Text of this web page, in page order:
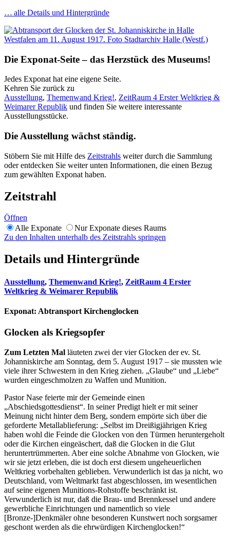
… alle Details und Hintergründe
Die Exponat-Seite – das Herzstück des Museums!
Jedes Exponat hat eine eigene Seite.
Kehren Sie zurück zu
Ausstellung, Themenwand Krieg!, ZeitRaum 4 Erster Weltkrieg &
Weimarer Republik und finden Sie weitere interessante
Ausstellungsstücke.
Die Ausstellung wächst ständig.
Stöbern Sie mit Hilfe des Zeitstrahls weiter durch die Sammlung
oder entdecken Sie weiter unten Informationen, die einen Bezug
zum gewählten Exponat haben.
Zeitstrahl
Öffnen
Alle Exponate
Nur Exponate dieses Raums
Zu den Inhalten unterhalb des Zeitstrahls springen
Details und Hintergründe
Ausstellung, Themenwand Krieg!, ZeitRaum 4 Erster
Weltkrieg & Weimarer Republik
Exponat: Abtransport Kirchenglocken
Glocken als Kriegsopfer
Zum Letzten Mal läuteten zwei der vier Glocken der ev. St.
Johanniskirche am Sonntag, dem 5. August 1917 – sie mussten wie
viele ihrer Schwestern in den Krieg ziehen. „Glaube“ und „Liebe“
wurden eingeschmolzen zu Waffen und Munition.
Pastor Nase feierte mir der Gemeinde einen
„Abschiedsgottesdienst“. In seiner Predigt hielt er mit seiner
Meinung nicht hinter dem Berg, sondern empörte sich über die
geforderte Metallablieferung: „Selbst im Dreißigjährigen Krieg
haben wohl die Feinde die Glocken von den Türmen heruntergeholt
oder die Kirchen eingeäschert, daß die Glocken in die Glut
heruntertrümmerten. Aber eine solche Abnahme von Glocken, wie
wir sie jetzt erleben, die ist doch erst diesem ungeheuerlichen
Weltkrieg vorbehalten geblieben. Verwunderlich ist das ja nicht, wo
Deutschland, vom Weltmarkt fast abgeschlossen, im wesentlichen
auf seine eigenen Munitions-Rohstoffe beschränkt ist.
Verwunderlich ist nur, daß die Brau- und Brennkessel und andere
gewerbliche Einrichtungen und namentlich so viele
[Bronze-]Denkmäler ohne besonderen Kunstwert noch sorgsamer
geschont werden als die ehrwürdigen Kirchenglocken!“